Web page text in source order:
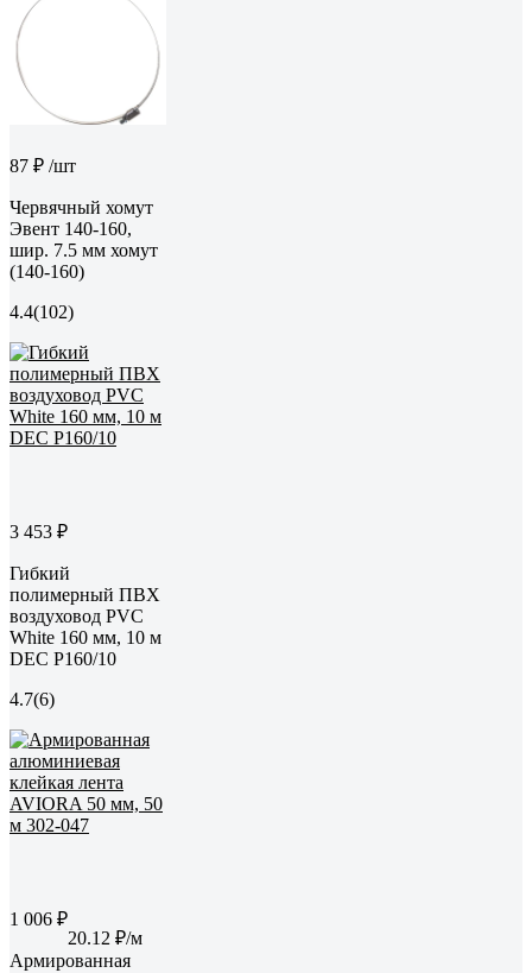
87 ₽ /шт
Червячный хомут
Эвент 140-160,
шир. 7.5 мм хомут
(140-160)
4.4(102)
3 453 ₽
Гибкий
полимерный ПВХ
воздуховод PVC
White 160 мм, 10 м
DEC P160/10
4.7(6)
1 006 ₽
20.12 ₽/м
Армированная